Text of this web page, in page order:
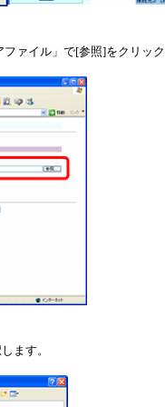
ファイル」で[参照]をクリッ
ます。